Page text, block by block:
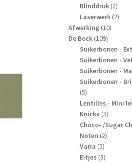
Blinddruk 22
Laserwerk 22
Afwerking 1010
De Bock 109109
Suikerbonen -
Suikerbonen -
Suikerbonen -
Suikerbonen -
55
producten
Lentilles - Mini
Knickx 55
Choco- /Sugar
Noten 22
Varia 55
producten
Eitjes 33